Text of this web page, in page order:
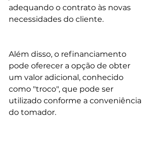
adequando o contrato às novas
necessidades do cliente.
Além disso, o refinanciamento
pode oferecer a opção de obter
um valor adicional, conhecido
como "troco", que pode ser
utilizado conforme a conveniência
do tomador.